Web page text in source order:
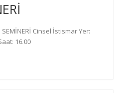
SEMİNERİ Cinsel İstismar Yer:
16.00